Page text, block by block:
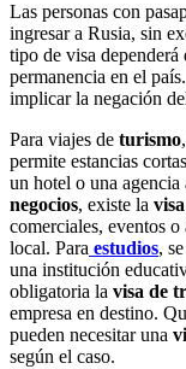
Las personas con
ingresar a Rusia, sin
tipo de visa
permanencia en el
implicar la negación
Para viajes de turismo
permite estancias
un hotel o una
negocios, existe la
comerciales, eventos
local. Para estudios,
una institución
obligatoria la visa de
empresa en destino.
pueden necesitar una
según el caso.